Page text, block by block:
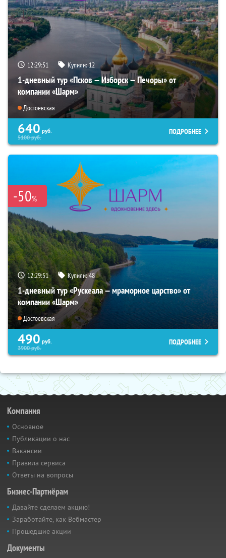
12:29:49 Купили:12
1-дневный тур «Псков — Изборск — Печоры» от
компании «Шарм»
Достоевская
640 руб.
5100руб.
ПОДРОБНЕЕ
-50%
12:29:49 Купили:48
1-дневный тур «Рускеала — мраморное царство» от
компании «Шарм»
Достоевская
490 руб.
3900руб.
ПОДРОБНЕЕ
Компания
Основное
Публикации о нас
Вакансии
Правила сервиса
Ответы на вопросы
Бизнес-Партнёрам
Давайте сделаем акцию!
Заработайте, как Вебмастер
Прошедшие акции
Документы